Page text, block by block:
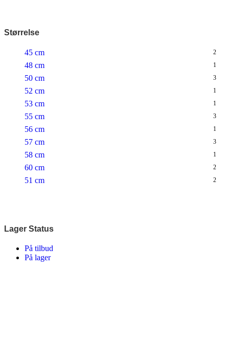
Størrelse
45 cm 2
48 cm 1
50 cm 3
52 cm 1
53 cm 1
55 cm 3
56 cm 1
57 cm 3
58 cm 1
60 cm 2
51 cm 2
Lager Status
På tilbud
På lager